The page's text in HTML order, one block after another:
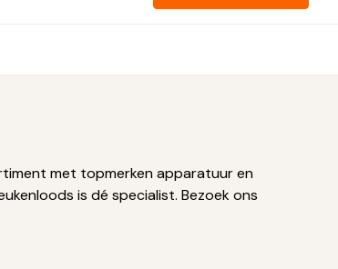
met topmerken apparatuur en
is dé specialist. Bezoek ons